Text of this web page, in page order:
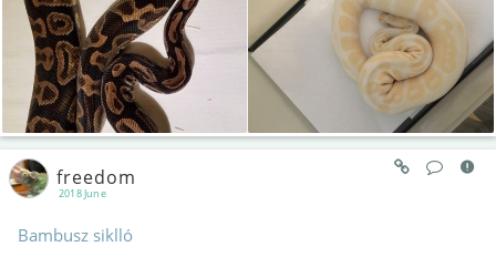
2018 June
freedom
Bambusz siklló